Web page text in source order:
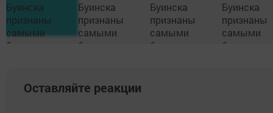
Оставляйте реакции